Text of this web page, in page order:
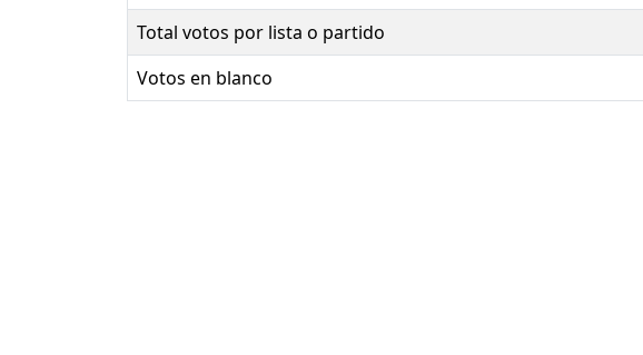
Total votos por lista o partido
Votos en blanco